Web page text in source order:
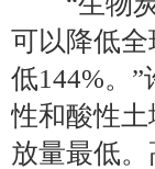
可以降低
低144%。
性和酸性
放量最低